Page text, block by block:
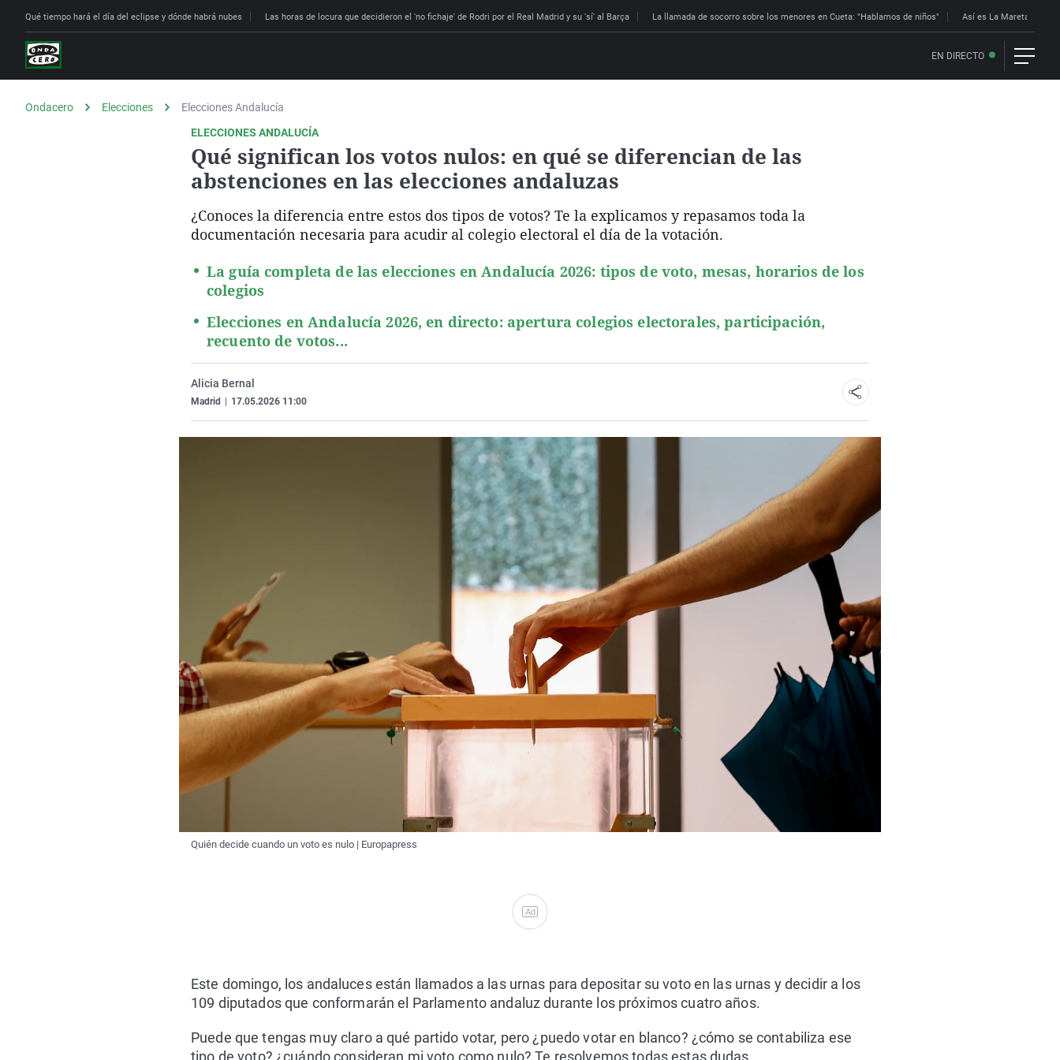
Qué tiempo hará el día del eclipse y dónde habrá nubes Las horas de locura que decidieron el 'no fichaje' de Rodri por el Real Madrid y su 'sí' al Barça La llamada de socorro sobre los menores en Cueta: "Hablamos de niños" Así es La Mareta: la
EN DIRECTO
Ondacero Elecciones
Elecciones Andalucía
ELECCIONES ANDALUCÍA
Qué significan los votos nulos: en qué se diferencian de las
abstenciones en las elecciones andaluzas
¿Conoces la diferencia entre estos dos tipos de votos? Te la explicamos y repasamos toda la
documentación necesaria para acudir al colegio electoral el día de la votación.
La guía completa de las elecciones en Andalucía 2026: tipos de voto, mesas, horarios de los
colegios
Elecciones en Andalucía 2026, en directo: apertura colegios electorales, participación,
recuento de votos...
Alicia Bernal
Madrid 17.05.2026 11:00
Quién decide cuando un voto es nulo | Europapress
Ad
Este domingo, los andaluces están llamados a las urnas para depositar su voto en las urnas y decidir a los
109 diputados que conformarán el Parlamento andaluz durante los próximos cuatro años.
Puede que tengas muy claro a qué partido votar, pero ¿puedo votar en blanco? ¿cómo se contabiliza ese
tipo de voto? ¿cuándo consideran mi voto como nulo? Te resolvemos todas estas dudas.